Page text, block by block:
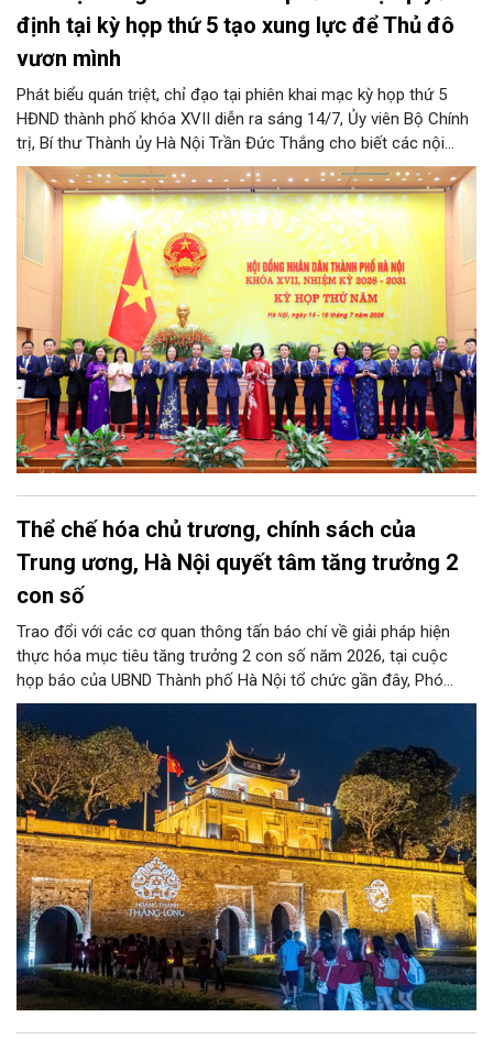
định tại kỳ họp thứ 5 tạo xung lực để Thủ đô
vươn mình
Phát biểu quán triệt, chỉ đạo tại phiên khai mạc kỳ họp thứ 5
HĐND thành phố khóa XVII diễn ra sáng 14/7, Ủy viên Bộ Chính
trị, Bí thư Thành ủy Hà Nội Trần Đức Thắng cho biết các nội
dung được HĐND thành phố thảo luận, quyết định lần này có ý
quan trọng hướng tới 3 yêu cầu lớn. Cùng đó, các quyết sách
tại kỳ họp sẽ tạo xung lực để Thủ đô hoàn thành thắng lợi các
mục tiêu phát triển kinh tế - xã hội năm 2026; tạo lập nền tảng
vững chắc cho phát triển mạnh mẽ trong những năm tiếp theo.
Thể chế hóa chủ trương, chính sách của
Trung ương, Hà Nội quyết tâm tăng trưởng 2
con số
Trao đổi với các cơ quan thông tấn báo chí về giải pháp hiện
thực hóa mục tiêu tăng trưởng 2 con số năm 2026, tại cuộc
họp báo của UBND Thành phố Hà Nội tổ chức gần đây, Phó
Giám đốc Sở Tài chính Hà Nội Đỗ Thu Hằng chia sẻ, thành phố
sẽ thực hiện đồng bộ nhiều giải pháp, nhất là thể chế hóa Nghị
quyết số 02-NQ/TW của Bộ Chính trị về phát triển Thủ đô, Luật
Thủ đô 2026… cùng những nghị quyết của HĐND thành phố.